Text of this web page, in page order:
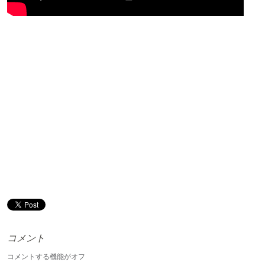
コメント
コメントする機能がオフ